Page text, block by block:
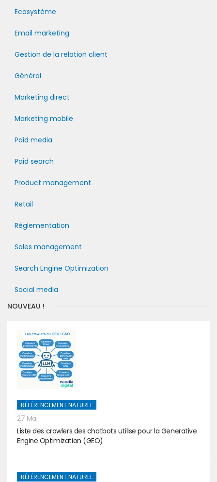
Ecosystème
Email marketing
Gestion de la relation client
Général
Marketing direct
Marketing mobile
Paid media
Paid search
Product management
Retail
Réglementation
Sales management
Search Engine Optimization
Social media
NOUVEAU !
RÉFÉRENCEMENT NATUREL
27 Mai
Liste des crawlers des chatbots utilise pour la Generative
Engine Optimization (GEO)
RÉFÉRENCEMENT NATUREL